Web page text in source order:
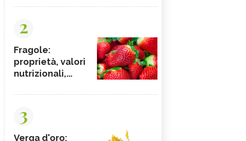
2
Fragole:
proprietà, valori
nutrizionali,...
3
Verga d'oro: